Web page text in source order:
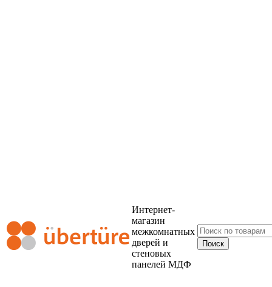
Интернет-
магазин
межкомнатных
дверей и
стеновых
панелей МДФ